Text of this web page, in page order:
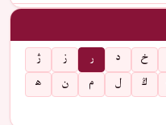
خ د ر ز
ژ
ڭ ل م ن
ھ